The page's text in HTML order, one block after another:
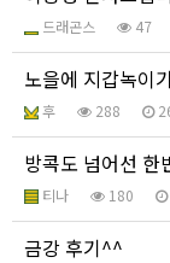
드래곤스 47
노을에 지갑녹이기
후 288
방콕도 넘어선 한
티나 180
금강 후기^^